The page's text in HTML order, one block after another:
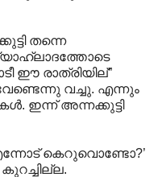
തന്നെ
ഈ രാത്രിയില്”
വച്ചു. എന്നും
ഇന്ന് അന്നക്കുട്ടി
കെറുവൊണ്ടോ?’